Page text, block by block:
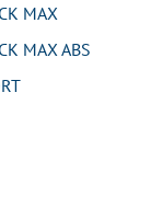
MAX
MAX ABS